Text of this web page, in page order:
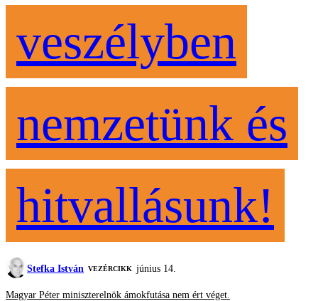
veszélyben
nemzetünk és
hitvallásunk!
Stefka István VEZÉRCIKK június 14.
Magyar Péter miniszterelnök ámokfutása nem ért véget.